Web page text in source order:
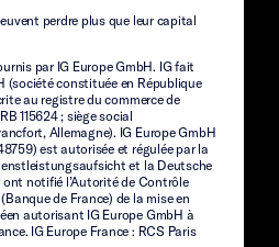
perdre plus que leur capital
par IG Europe GmbH. IG fait
(société constituée en République
au registre du commerce de
115624 ; siège social
Allemagne). IG Europe GmbH
est autorisée et régulée par la
et la Deutsche
notifié l’Autorité de Contrôle
de France) de la mise en
autorisant IG Europe GmbH à
IG Europe France : RCS Paris